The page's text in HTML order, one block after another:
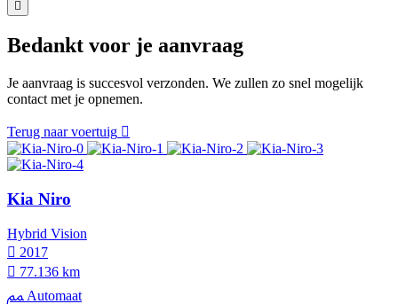
Bedankt voor je aanvraag
Je aanvraag is succesvol verzonden. We zullen zo snel mogelijk
contact met je opnemen.
Terug naar voertuig
Kia Niro
Hybrid Vision
2017
77.136 km
Automaat